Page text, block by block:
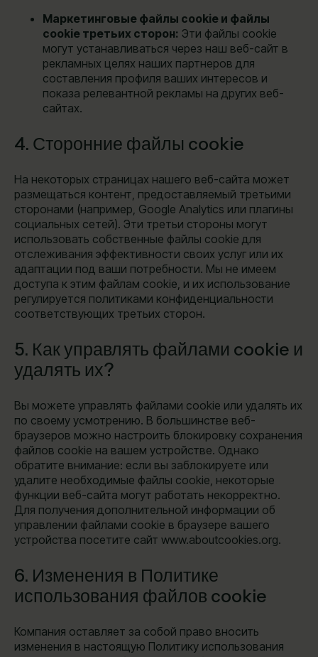
Маркетинговые файлы cookie и файлы
cookie третьих сторон: Эти файлы cookie
могут устанавливаться через наш веб-сайт в
рекламных целях наших партнеров для
составления профиля ваших интересов и
показа релевантной рекламы на других веб-
сайтах.
4. Сторонние файлы cookie
На некоторых страницах нашего веб-сайта может
размещаться контент, предоставляемый третьими
сторонами (например, Google Analytics или плагины
социальных сетей). Эти третьи стороны могут
использовать собственные файлы cookie для
отслеживания эффективности своих услуг или их
адаптации под ваши потребности. Мы не имеем
доступа к этим файлам cookie, и их использование
регулируется политиками конфиденциальности
соответствующих третьих сторон.
5. Как управлять файлами cookie и
удалять их?
Вы можете управлять файлами cookie или удалять их
по своему усмотрению. В большинстве веб-
браузеров можно настроить блокировку сохранения
файлов cookie на вашем устройстве. Однако
обратите внимание: если вы заблокируете или
удалите необходимые файлы cookie, некоторые
функции веб-сайта могут работать некорректно.
Для получения дополнительной информации об
управлении файлами cookie в браузере вашего
устройства посетите сайт www.aboutcookies.org.
6. Изменения в Политике
использования файлов cookie
Компания оставляет за собой право вносить
изменения в настоящую Политику использования